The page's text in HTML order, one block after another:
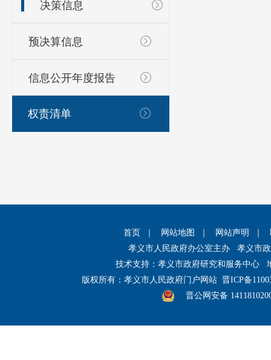
决策信息
预决算信息
信息公开年度报告
权责清单
首页 网站地图 网站声明
孝义市人民政府办公室主办 孝义市
技术支持：孝义市政府研究和服务中心
版权所有：孝义市人民政府门户网站 晋ICP备
晋公网安备